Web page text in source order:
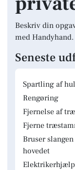
Beskriv din
med Handyhand.
Seneste
Spartling af
Rengøring
Fjernelse af
Fjerne
Bruser
hovedet